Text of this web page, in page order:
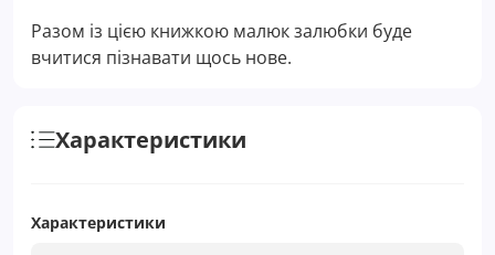
Разом із цією книжкою малюк залюбки буде
вчитися пізнавати щось нове.
Характеристики
Характеристики